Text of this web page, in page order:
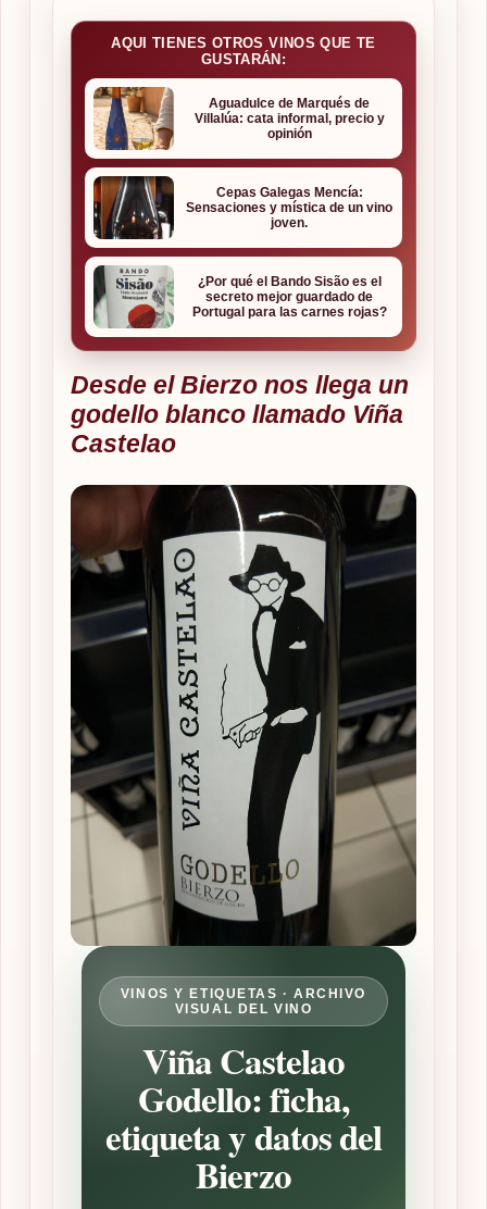
AQUI TIENES OTROS VINOS QUE TE
GUSTARÁN:
Aguadulce de Marqués de
Villalúa: cata informal, precio y
opinión
Cepas Galegas Mencía:
Sensaciones y mística de un vino
joven.
¿Por qué el Bando Sisão es el
secreto mejor guardado de
Portugal para las carnes rojas?
Desde el Bierzo nos llega un
godello blanco llamado Viña
Castelao
VINOS Y ETIQUETAS · ARCHIVO
VISUAL DEL VINO
Viña Castelao
Godello: ficha,
etiqueta y datos del
Bierzo